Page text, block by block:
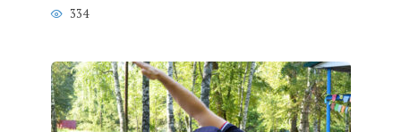
334